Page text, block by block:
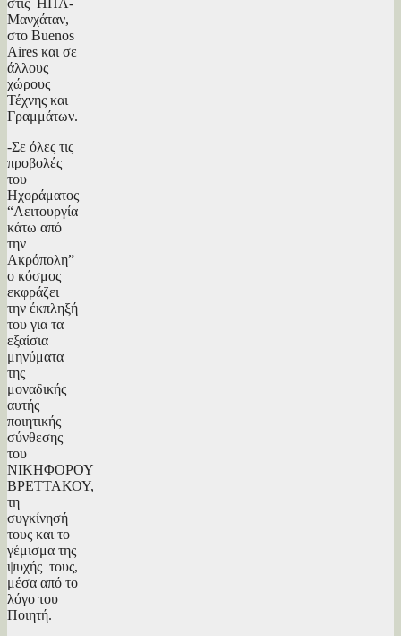
Μανχάταν,
στο Buenos
Aires και σε
άλλους
χώρους
Τέχνης και
Γραμμάτων.
-Σε όλες τις
προβολές
του
Ηχοράματος
“Λειτουργία
κάτω από
την
Ακρόπολη”
ο κόσμος
εκφράζει
την έκπληξή
του για τα
εξαίσια
μηνύματα
της
μοναδικής
αυτής
ποιητικής
σύνθεσης
του
ΝΙΚΗΦΟΡΟΥ
ΒΡΕΤΤΑΚΟΥ,
τη
συγκίνησή
τους και το
γέμισμα της
ψυχής τους,
μέσα από το
λόγο του
Ποιητή.